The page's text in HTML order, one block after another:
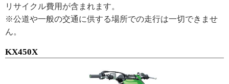
リサイクル費用が含まれます。
※公道や一般の交通に供する場所での走行は一切できませ
ん。
KX450X